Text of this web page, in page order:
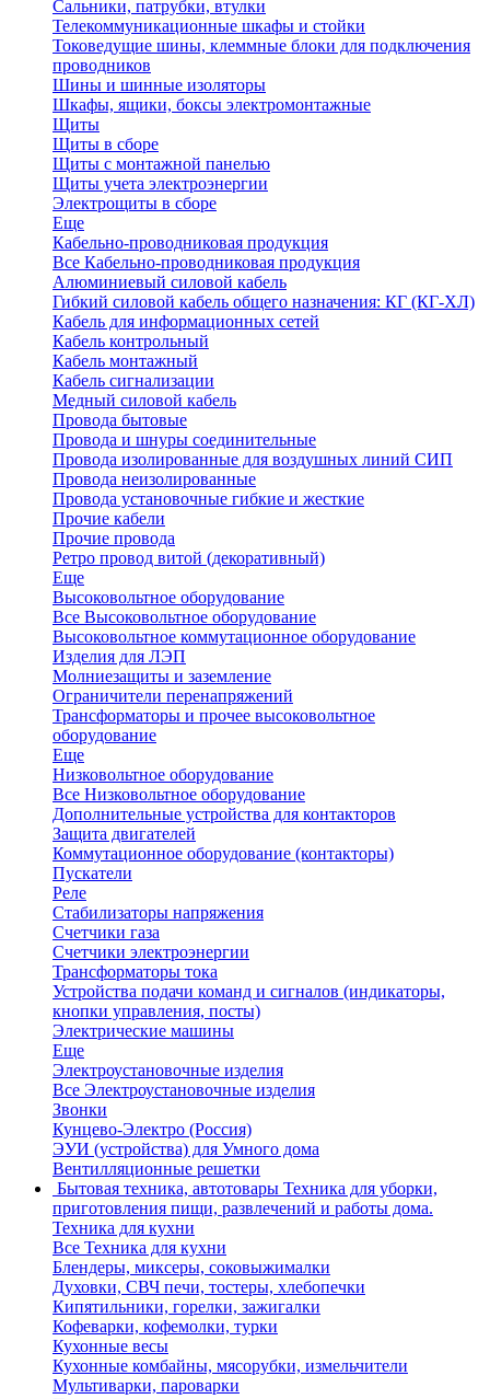
Сальники, патрубки, втулки
Телекоммуникационные шкафы и стойки
Токоведущие шины, клеммные блоки для подключения
проводников
Шины и шинные изоляторы
Шкафы, ящики, боксы электромонтажные
Щиты
Щиты в сборе
Щиты с монтажной панелью
Щиты учета электроэнергии
Электрощиты в сборе
Еще
Кабельно-проводниковая продукция
Все Кабельно-проводниковая продукция
Алюминиевый силовой кабель
Гибкий силовой кабель общего назначения: КГ (КГ-ХЛ)
Кабель для информационных сетей
Кабель контрольный
Кабель монтажный
Кабель сигнализации
Медный силовой кабель
Провода бытовые
Провода и шнуры соединительные
Провода изолированные для воздушных линий СИП
Провода неизолированные
Провода установочные гибкие и жесткие
Прочие кабели
Прочие провода
Ретро провод витой (декоративный)
Еще
Высоковольтное оборудование
Все Высоковольтное оборудование
Высоковольтное коммутационное оборудование
Изделия для ЛЭП
Молниезащиты и заземление
Ограничители перенапряжений
Трансформаторы и прочее высоковольтное
оборудование
Еще
Низковольтное оборудование
Все Низковольтное оборудование
Дополнительные устройства для контакторов
Защита двигателей
Коммутационное оборудование (контакторы)
Пускатели
Реле
Стабилизаторы напряжения
Счетчики газа
Счетчики электроэнергии
Трансформаторы тока
Устройства подачи команд и сигналов (индикаторы,
кнопки управления, посты)
Электрические машины
Еще
Электроустановочные изделия
Все Электроустановочные изделия
Звонки
Кунцево-Электро (Россия)
ЭУИ (устройства) для Умного дома
Вентилляционные решетки
Бытовая техника, автотовары Техника для уборки,
приготовления пищи, развлечений и работы дома.
Техника для кухни
Все Техника для кухни
Блендеры, миксеры, соковыжималки
Духовки, СВЧ печи, тостеры, хлебопечки
Кипятильники, горелки, зажигалки
Кофеварки, кофемолки, турки
Кухонные весы
Кухонные комбайны, мясорубки, измельчители
Мультиварки, пароварки